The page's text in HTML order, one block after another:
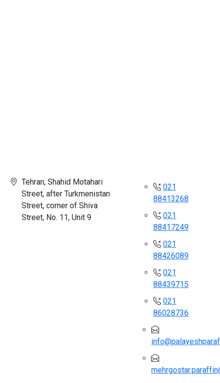
Tehran, Shahid Motahari
Street, after Turkmenistan
Street, corner of Shiva
Street, No. 11, Unit 9
021
88413268
021
88417249
021
88426089
021
88439715
021
86028736